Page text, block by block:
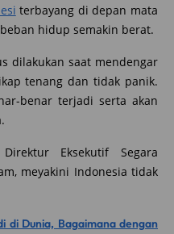
terbayang di depan mata
hidup semakin berat.
dilakukan saat mendengar
tenang dan tidak panik.
benar terjadi serta akan
Eksekutif Segara
meyakini Indonesia tidak
di Dunia, Bagaimana dengan